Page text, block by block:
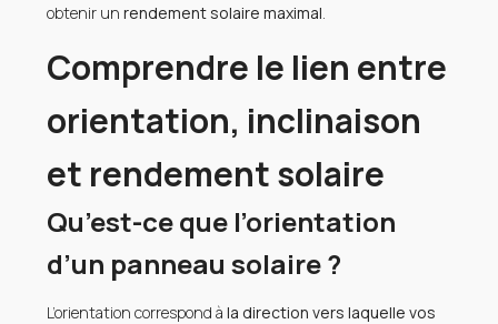
obtenir unrendement solaire maximal
Comprendre le lien entre
orientation, inclinaison
et rendement solaire
Qu’est-ce que l’orientation
d’un panneau solaire ?
L’orientation correspond àla direction vers laquelle vos